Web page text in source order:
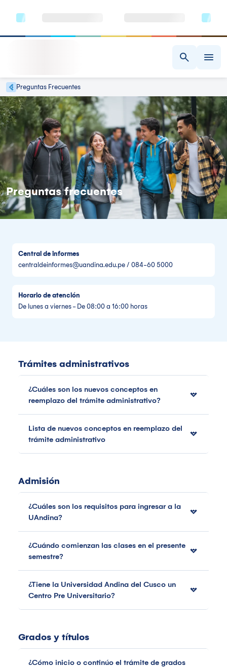
Preguntas Frecuentes
Preguntas frecuentes
Central de informes
centraldeinformes@uandina.edu.pe / 084-60 5000
Horario de atención
De lunes a viernes - De 08:00 a 16:00 horas
Trámites administrativos
¿Cuáles son los nuevos conceptos en
reemplazo del trámite administrativo?
Lista de nuevos conceptos en reemplazo del
trámite administrativo
Admisión
¿Cuáles son los requisitos para ingresar a la
UAndina?
¿Cuándo comienzan las clases en el presente
semestre?
¿Tiene la Universidad Andina del Cusco un
Centro Pre Universitario?
Grados y títulos
¿Cómo inicio o continúo el trámite de grados